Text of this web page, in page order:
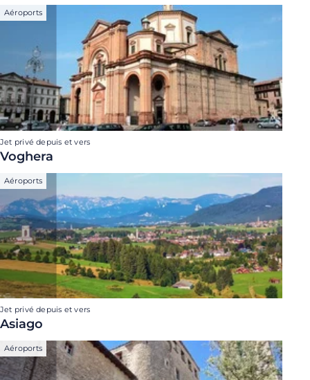
Aéroports
Jet privé depuis et vers
Voghera
Aéroports
Jet privé depuis et vers
Asiago
Aéroports